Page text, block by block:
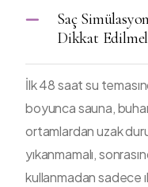
Saç
Dikkat
İlk 48 saat su
boyunca sauna,
ortamlardan uzak
yıkanmamalı,
kullanmadan sadece